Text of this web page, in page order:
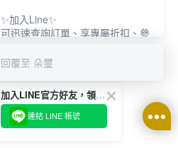
加入LINE官方好友，領取$200折價券
連結 LINE 帳號
✨加入Line✨
可迅速查詢訂單、享專屬折扣、參
👇立即點選下方按鈕👇
✨追蹤IG✨
👇立即點選下方按鈕👇
https://bit.ly/3w8zJm1
回覆至 朵璽